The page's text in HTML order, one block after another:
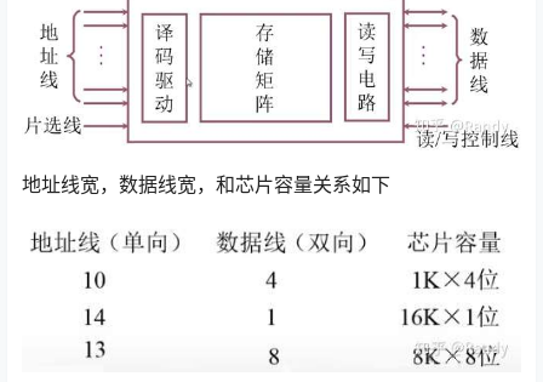
地址线宽，数据线宽，和芯片容量关系如下